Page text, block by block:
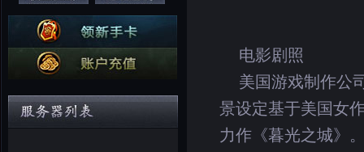
电影剧照
美国游戏制作公
景设定基于美国女
力作《暮光之城》